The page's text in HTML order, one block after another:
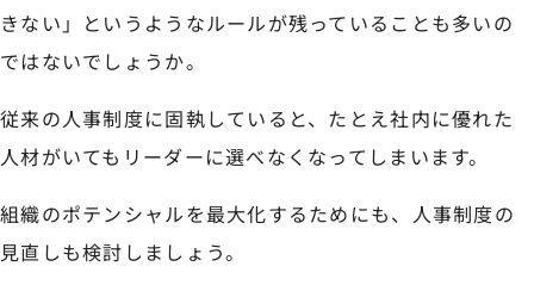
きない」というようなルールが残っていることも多いの
ではないでしょうか。
従来の人事制度に固執していると、たとえ社内に優れた
人材がいてもリーダーに選べなくなってしまいます。
組織のポテンシャルを最大化するためにも、人事制度の
見直しも検討しましょう。